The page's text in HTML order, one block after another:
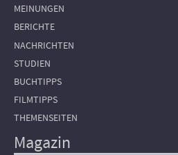
MEINUNGEN
BERICHTE
NACHRICHTEN
STUDIEN
BUCHTIPPS
FILMTIPPS
THEMENSEITEN
Magazin